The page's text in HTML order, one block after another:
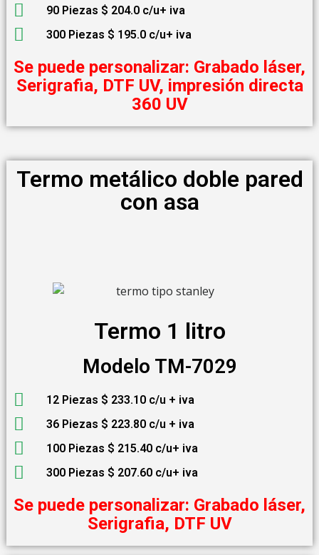
90 Piezas $ 204.0 c/u+ iva
300 Piezas $ 195.0 c/u+ iva
Se puede personalizar: Grabado láser,
Serigrafia, DTF UV, impresión directa
360 UV
Termo metálico doble pared
con asa
Termo 1 litro
Modelo TM-7029
12 Piezas $ 233.10 c/u + iva
36 Piezas $ 223.80 c/u + iva
100 Piezas $ 215.40 c/u+ iva
300 Piezas $ 207.60 c/u+ iva
Se puede personalizar: Grabado láser,
Serigrafia, DTF UV